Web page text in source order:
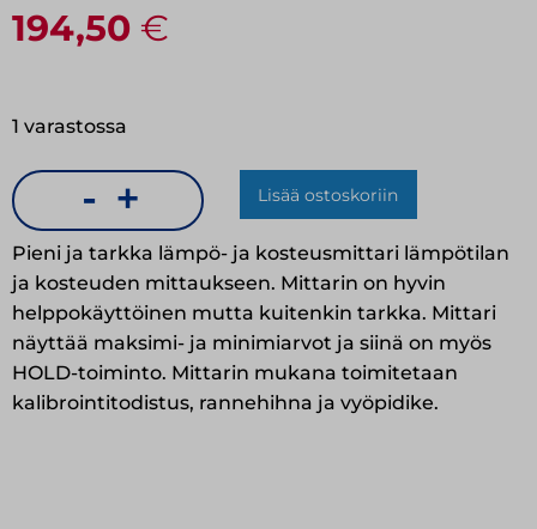
194,50 €
1 varastossa
-
Lämpö-
ja
kosteusmittari
Testo
610
määrä
+ Lisää ostoskoriin
Pieni ja tarkka lämpö- ja kosteusmittari lämpötilan
ja kosteuden mittaukseen. Mittarin on hyvin
helppokäyttöinen mutta kuitenkin tarkka. Mittari
näyttää maksimi- ja minimiarvot ja siinä on myös
HOLD-toiminto. Mittarin mukana toimitetaan
kalibrointitodistus, rannehihna ja vyöpidike.